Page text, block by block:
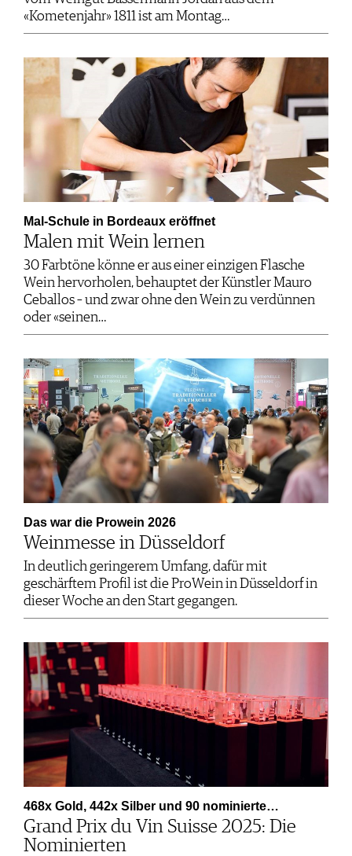
«Kometenjahr» 1811 ist am Montag…
Mal-Schule in Bordeaux eröffnet
Malen mit Wein lernen
30 Farbtöne könne er aus einer einzigen Flasche
Wein hervorholen, behauptet der Künstler Mauro
Ceballos – und zwar ohne den Wein zu verdünnen
oder «seinen…
Das war die Prowein 2026
Weinmesse in Düsseldorf
In deutlich geringerem Umfang, dafür mit
geschärftem Profil ist die ProWein in Düsseldorf in
dieser Woche an den Start gegangen.
468x Gold, 442x Silber und 90 nominierte…
Grand Prix du Vin Suisse 2025: Die
Nominierten